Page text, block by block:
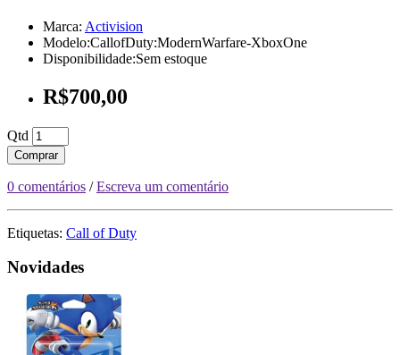
Marca: Activision
Modelo:CallofDuty:ModernWarfare-XboxOne
Disponibilidade:Sem estoque
R$700,00
Qtd
Comprar
0 comentários /Escreva um comentário
Etiquetas: Call of Duty
Novidades